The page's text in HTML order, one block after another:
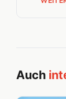
Auch